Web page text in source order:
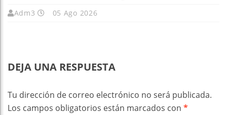
Adm3 05 Ago 2026
DEJA UNA RESPUESTA
Tu dirección de correo electrónico no será publicada.
Los campos obligatorios están marcados con *